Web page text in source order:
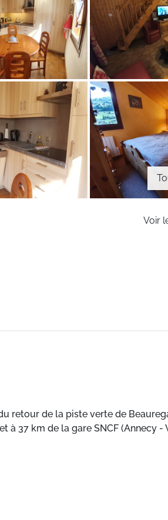
Voir
retour de la piste verte de
37 km de la gare SNCF (Annecy -